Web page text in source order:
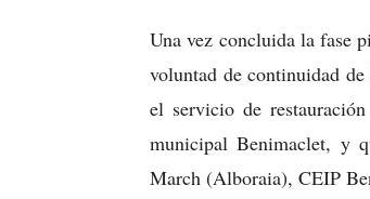
Una vez concluida la fase
voluntad de continuidad
el servicio de
municipal Benimaclet, y
March (Alboraia), CEIP